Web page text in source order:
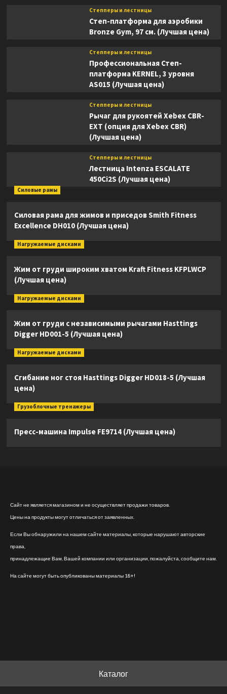
Степперы и лестницы
Степ-платформа для аэробики
Bronze Gym, 97 см. (Лучшая цена)
Степперы и лестницы
Профессиональная Степ-
платформа KERNEL, 3 уровня
AS015 (Лучшая цена)
Степперы и лестницы
Рычаг для рукоятей Xebex CBR-
EXT (опция для Xebex CBR)
(Лучшая цена)
Степперы и лестницы
Лестница Intenza ESCALATE
450Ci2S (Лучшая цена)
Силовые рамы
Силовая рама для жимов и приседов Smith Fitness
Excellence DH010 (Лучшая цена)
Нагружаемые дисками
Жим от груди широким хватом Kraft Fitness KFPLWCP
(Лучшая цена)
Нагружаемые дисками
Жим от груди с независимыми рычагами Hasttings
Digger HD001-5 (Лучшая цена)
Нагружаемые дисками
Сгибание ног стоя Hasttings Digger HD018-5 (Лучшая
цена)
Грузоблочные тренажеры
Пресс-машина Impulse FE9714 (Лучшая цена)
Сайт не является магазином и не осуществляет продажи товаров.
Цены на продукты могут отличаться от заявленных.
Если Вы обнаружили на нашем сайте материалы, которые нарушают авторские
права,
принадлежащие Вам, Вашей компании или организации, пожалуйста, сообщите нам.
На сайте могут быть опубликованы материалы 18+!
Каталог